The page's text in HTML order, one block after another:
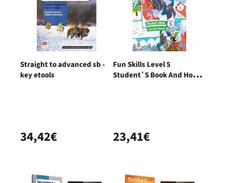
Straight to advanced sb -
key etools
34,42€
Fun Skills Level 5
Student`S Book And Home
23,41€